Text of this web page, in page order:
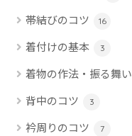
帯結びのコツ
16
着付けの基本 3
着物の作法・振る舞い
背中のコツ 3
衿周りのコツ 7